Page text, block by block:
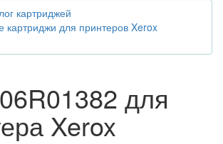
картриджей
для принтеров Xerox
для
Xerox